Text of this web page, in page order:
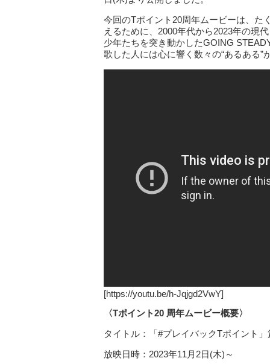
今回のTポイント20周年ムービーは、た
えるために、2000年代から2023年の現
少年たちを突き動かしたGOING
歌した人には心に響く数々の“あるある
[https://youtu.be/h-Jqjgd2VwY]
〈Tポイント20 周年ムービー概要〉
タイトル：「#プレイバックTポイント
放映日時：2023年11月2日(木)～